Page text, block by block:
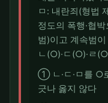
ㅁ: 내란죄(형법
정도의 폭행·협
범)이고 계속범
ㄴ(○)·ㄷ(○)·ㄹ
① ㄴ·ㄷ·ㅁ를 ○
긋나 옳지 않다